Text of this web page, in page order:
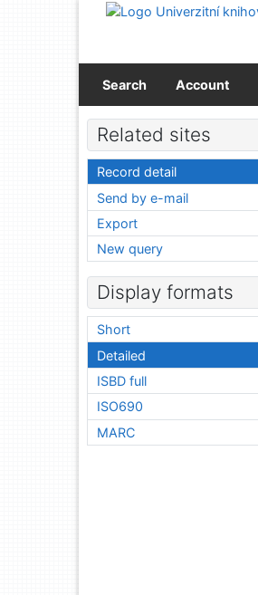
Go to content
Search Account
Related sites
Record detail
Send by e-mail
Export
New query
Display formats
Short
Detailed
ISBD full
ISO690
MARC